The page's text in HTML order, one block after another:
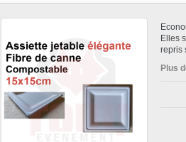
Elles
repris
Plus